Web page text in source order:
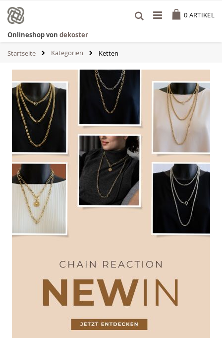
Inhalt
springen
0 ARTIKEL
Onlineshop von dekoster
Startseite Kategorien Ketten